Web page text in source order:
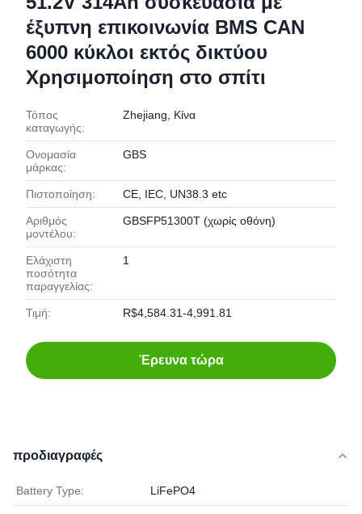
έξυπνη επικοινωνία BMS CAN
6000 κύκλοι εκτός δικτύου
Χρησιμοποίηση στο σπίτι
Τόπος
καταγωγής:
Zhejiang, Κίνα
Ονομασία
μάρκας:
GBS
Πιστοποίηση: CE, IEC, UN38.3 etc
Αριθμός
μοντέλου:
GBSFP51300T (χωρίς οθόνη)
Ελάχιστη
ποσότητα
παραγγελίας:
1
Τιμή: R$4,584.31-4,991.81
Έρευνα τώρα
προδιαγραφές
Battery Type: LiFePO4